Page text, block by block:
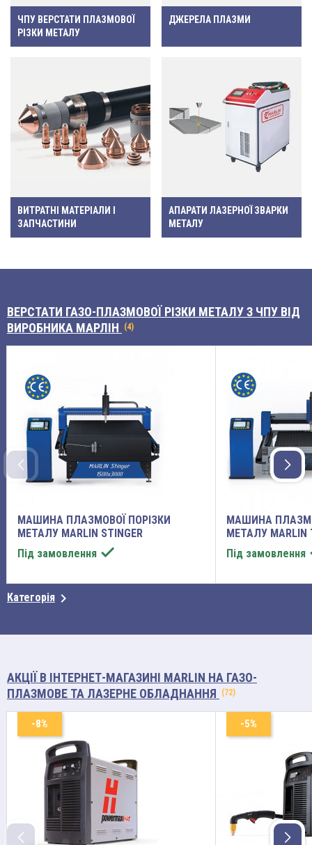
ЧПУ ВЕРСТАТИ ПЛАЗМОВОЇ
РІЗКИ МЕТАЛУ
ДЖЕРЕЛА ПЛАЗМИ
ВИТРАТНІ МАТЕРІАЛИ І
ЗАПЧАСТИНИ
АПАРАТИ ЛАЗЕРНОЇ ЗВАРКИ
МЕТАЛУ
ВЕРСТАТИ ГАЗО-ПЛАЗМОВОЇ РІЗКИ МЕТАЛУ З ЧПУ ВІД
ВИРОБНИКА МАРЛІН
(4)
МАШИНА ПЛАЗМОВОЇ ПОРІЗКИ
МЕТАЛУ MARLIN STINGER
Під замовлення 
МАШИНА
МЕТАЛУ MARLIN
Під замовлення
Категорія 
АКЦІЇ В ІНТЕРНЕТ-МАГАЗИНІ MARLIN НА ГАЗО-
ПЛАЗМОВЕ ТА ЛАЗЕРНЕ ОБЛАДНАННЯ
(72)
-8% -5%